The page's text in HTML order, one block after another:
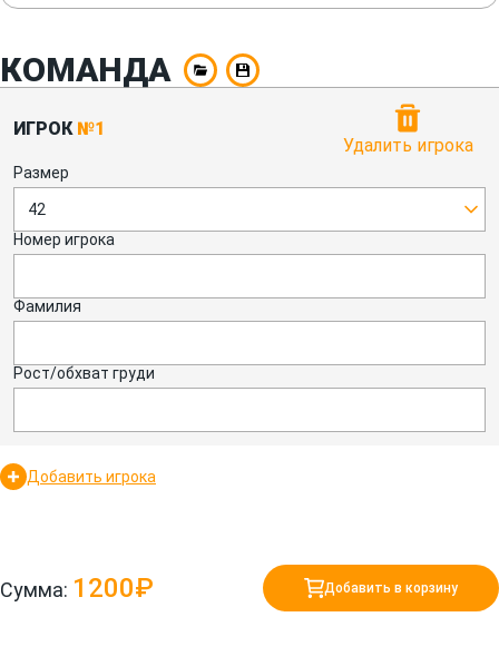
КОМАНДА
ИГРОК №1
Удалить игрока
Размер
42
Номер игрока
Фамилия
Рост/обхват груди
Добавить игрока
Сумма: 1200₽ Добавить в корзину